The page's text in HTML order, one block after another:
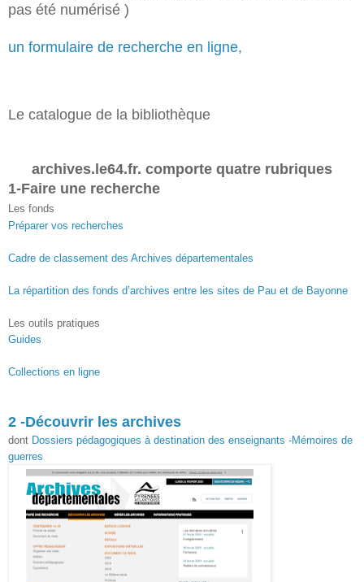
pas été numérisé )
un formulaire de recherche en ligne,
Le catalogue de la bibliothèque
archives.le64.fr. comporte quatre rubriques
1-Faire une recherche
Les fonds
Préparer vos recherches
Cadre de classement des Archives départementales
La répartition des fonds d’archives entre les sites de Pau et de Bayonne
Les outils pratiques
Guides
Collections en ligne
2 -Découvrir les archives
dont Dossiers pédagogiques à destination des enseignants -Mémoires de
guerres